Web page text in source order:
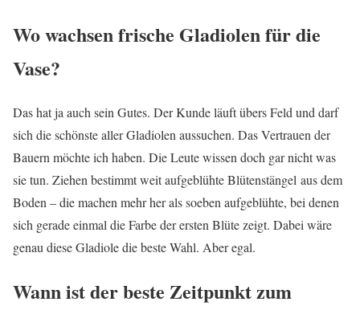
Wo wachsen frische Gladiolen für die
Vase?
Das hat ja auch sein Gutes. Der Kunde läuft übers Feld und darf
sich die schönste aller Gladiolen aussuchen. Das Vertrauen der
Bauern möchte ich haben. Die Leute wissen doch gar nicht was
sie tun. Ziehen bestimmt weit aufgeblühte Blütenstängel aus dem
Boden – die machen mehr her als soeben aufgeblühte, bei denen
sich gerade einmal die Farbe der ersten Blüte zeigt. Dabei wäre
genau diese Gladiole die beste Wahl. Aber egal.
Wann ist der beste Zeitpunkt zum